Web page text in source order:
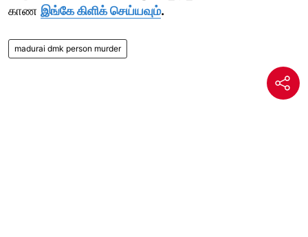
காண இங்கே கிளிக் செய்யவும்.
madurai dmk person murder